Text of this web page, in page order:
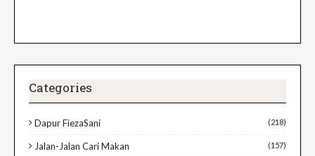
Categories
Dapur FiezaSani (218)
Jalan-Jalan Cari Makan (157)